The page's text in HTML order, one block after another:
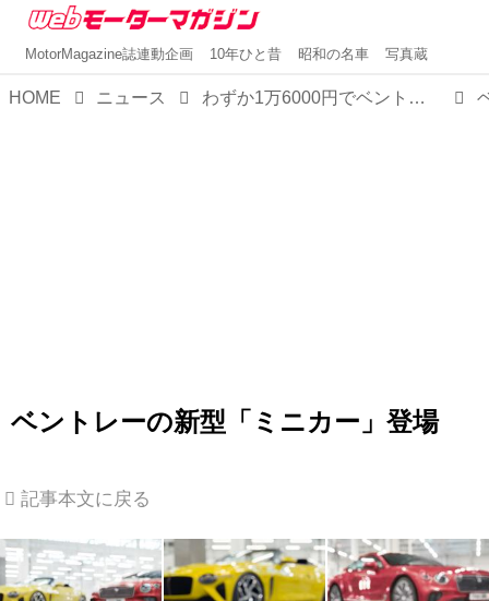
MotorMagazine誌連動企画 10年ひと昔 昭和の名車 写真蔵
HOME ニュース わずか1万6000円でベントレーオーナーに！？ベントレーコレクションに「バカラル」と「コンチネンタルGTスピード」のミニカーが登場。
ベントレーの新型「ミニカー」登場
記事本文に戻る